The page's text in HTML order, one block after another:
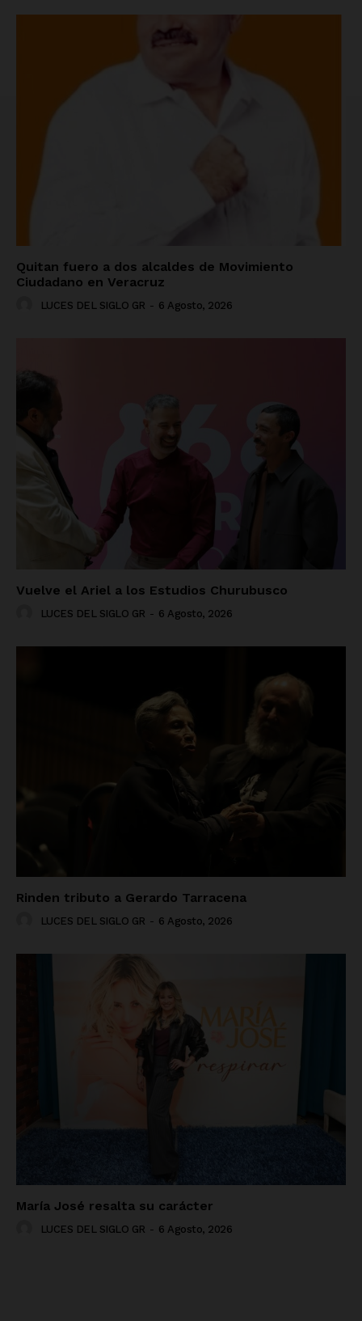
Quitan fuero a dos alcaldes de Movimiento
Ciudadano en Veracruz
LUCES DEL SIGLO GR - 6 Agosto, 2026
Vuelve el Ariel a los Estudios Churubusco
LUCES DEL SIGLO GR - 6 Agosto, 2026
Rinden tributo a Gerardo Tarracena
LUCES DEL SIGLO GR - 6 Agosto, 2026
María José resalta su carácter
LUCES DEL SIGLO GR - 6 Agosto, 2026